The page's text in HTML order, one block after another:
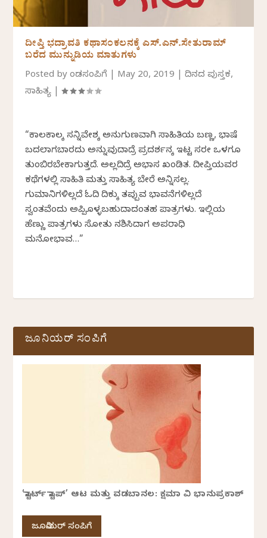
ದೀಪ್ತಿ ಭದ್ರಾವತಿ ಕಥಾಸಂಕಲನಕ್ಕೆ ಎಸ್.ಎನ್.ಸೇತುರಾಮ್
ಬರೆದ ಮುನ್ನುಡಿಯ ಮಾತುಗಳು
Posted byಕೆಂಡಸಂಪಿಗೆ May 20, 2019 |ದಿನದ ಪುಸ್ತಕ,
ಸಾಹಿತ್ಯ |
“ಕಾಲಕಾಲಕ್ಕೆ ಸನ್ನಿವೇಶಕ್ಕೆ ಅನುಗುಣವಾಗಿ ಸಾಹಿತಿಯ ಬಣ್ಣ, ಭಾಷೆ
ಬದಲಾಗಬಾರದು ಅನ್ನುವುದಾದ್ರೆ ಪ್ರದರ್ಶನಕ್ಕೆ ಇಟ್ಟ ಸರಕೇ ಒಳಗೂ
ತುಂಬಿರಬೇಕಾಗುತ್ತದೆ. ಅಲ್ಲದಿದ್ರೆ ಅಭಾಸ ಖಂಡಿತ. ದೀಪ್ತಿಯವರ
ಕಥೆಗಳಲ್ಲಿ ಸಾಹಿತಿ ಮತ್ತು ಸಾಹಿತ್ಯ ಬೇರೆ ಅನ್ನಿಸಲ್ಲ.
ಗುಮಾನಿಗಳಿಲ್ಲದೆ ಓದಿ ದಿಕ್ಕು ತಪ್ಪುವ ಭಾವನೆಗಳಿಲ್ಲದೆ
ಸ್ವಂತವೆಂದು ಅಪ್ಪಿಕೊಳ್ಳಬಹುದಾದಂತಹ ಪಾತ್ರಗಳು. ಇಲ್ಲಿಯ
ಹೆಣ್ಣು ಪಾತ್ರಗಳು ಸೋತು ನಶಿಸಿದಾಗ ಅಪರಾಧಿ
ಮನೋಭಾವ…”
ಜೂನಿಯರ್ ಸಂಪಿಗೆ
‘ಸ್ಟಾರ್ಟ್ ಸ್ಟಾಪ್’ ಆಟ ಮತ್ತು ವಡಬಾನಲ: ಕ್ಷಮಾ ವಿ ಭಾನುಪ್ರಕಾಶ್
ಜೂನಿಯರ್ ಸಂಪಿಗೆ